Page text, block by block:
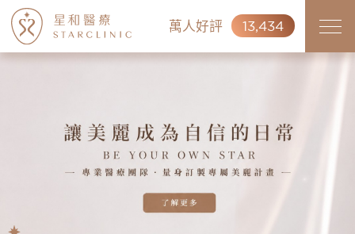
萬人好評 13,434